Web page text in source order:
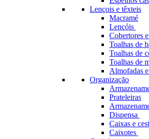
Lençois e têxteis
Macramé
Lençóis
Cobertores
Toalhas de
Toalhas de
Toalhas de
Almofadas
Organização
Prateleiras
Dispensa
Caixas e
Caixotes